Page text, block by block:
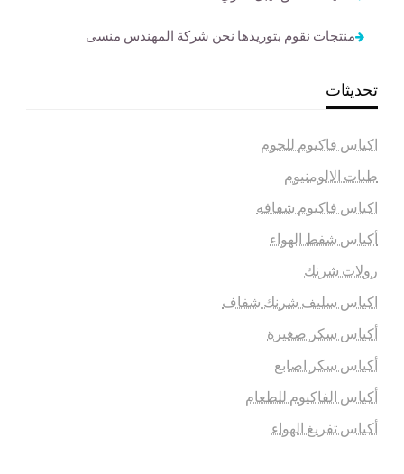
منتجات نقوم بتوريدها نحن شركة المهندس منسى
تحديثات
اكياس فاكيوم للحوم
طبات الالومنيوم
اكياس فاكيوم شفافه
أكياس شفط الهواء
رولات شرنك
اكياس سليف شرنك شفاف
أكياس سكر صغيرة
أكياس سكر اصابع
أكياس الفاكيوم للطعام
أكياس تفريغ الهواء